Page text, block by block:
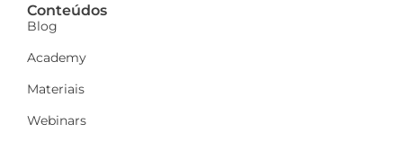
Conteúdos
Blog
Academy
Materiais
Webinars